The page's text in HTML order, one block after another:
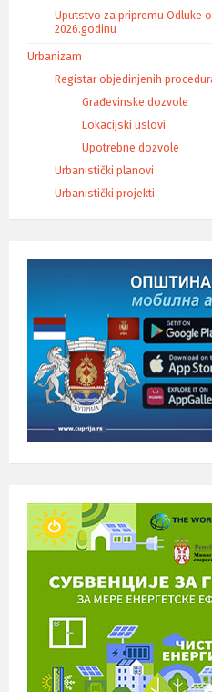
Uputstvo za pripremu Odluke
2026.godinu
Urbanizam
Registar objedinjenih
Građevinske dozvole
Lokacijski uslovi
Upotrebne dozvole
Urbanistički planovi
Urbanistički projekti